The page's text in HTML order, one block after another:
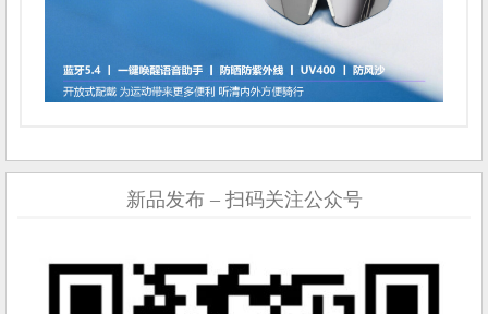
新品发布 – 扫码关注公众号